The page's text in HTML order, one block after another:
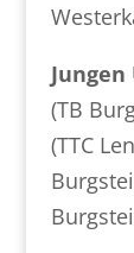
Jungen
(TB
(TTC